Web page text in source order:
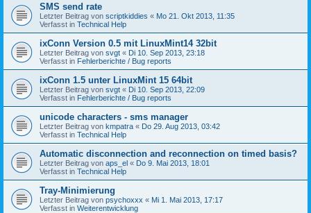
SMS send rate
Letzter Beitrag von scriptkiddies « Mo 21. Okt 2013, 11:35
Verfasst in Technical Help
ixConn Version 0.5 mit LinuxMint14 32bit
Letzter Beitrag von svgt « Di 10. Sep 2013, 23:18
Verfasst in Fehlerberichte / Bug reports
ixConn 1.5 unter LinuxMint 15 64bit
Letzter Beitrag von svgt « Di 10. Sep 2013, 22:09
Verfasst in Fehlerberichte / Bug reports
unicode characters - sms manager
Letzter Beitrag von kmpatra « Do 29. Aug 2013, 03:42
Verfasst in Technical Help
Automatic disconnection and reconnection on timed basis?
Letzter Beitrag von aps_el « Do 9. Mai 2013, 18:01
Verfasst in Technical Help
Tray-Minimierung
Letzter Beitrag von psychoxxx « Mi 1. Mai 2013, 17:17
Verfasst in Weiterentwicklung